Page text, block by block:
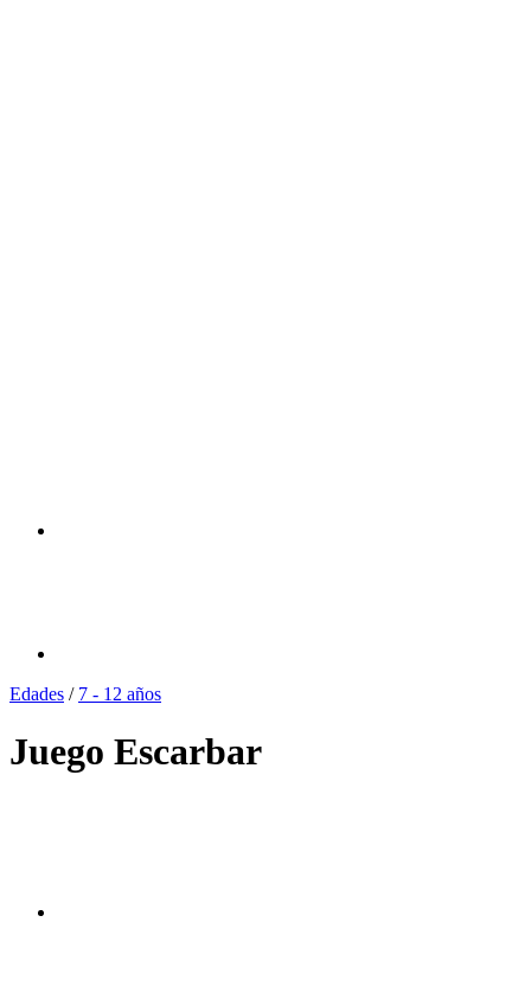
Edades / 7 - 12 años
Juego Escarbar